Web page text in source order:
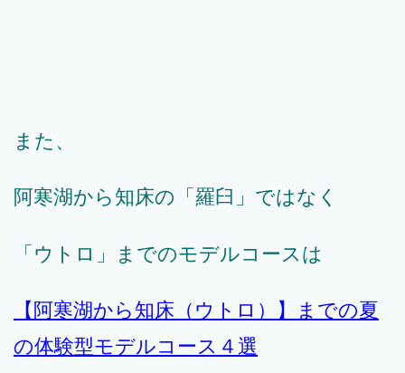
また、
阿寒湖から知床の「羅臼」ではなく
「ウトロ」までのモデルコースは
【阿寒湖から知床（ウトロ）】までの夏
の体験型モデルコース４選